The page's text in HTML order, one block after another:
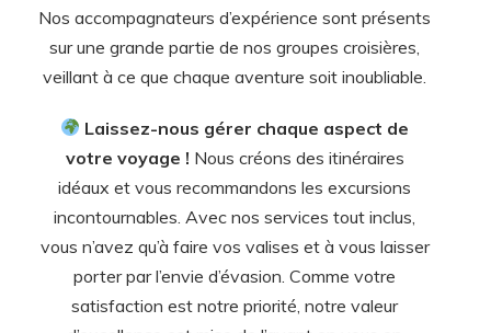
Nos accompagnateurs d’expérience sont présents
sur une grande partie de nos groupes croisières,
veillant à ce que chaque aventure soit inoubliable.
Laissez-nous gérer chaque aspect de
votre voyage ! Nous créons des itinéraires
idéaux et vous recommandons les excursions
incontournables. Avec nos services tout inclus,
vous n’avez qu’à faire vos valises et à vous laisser
porter par l’envie d’évasion. Comme votre
satisfaction est notre priorité, notre valeur